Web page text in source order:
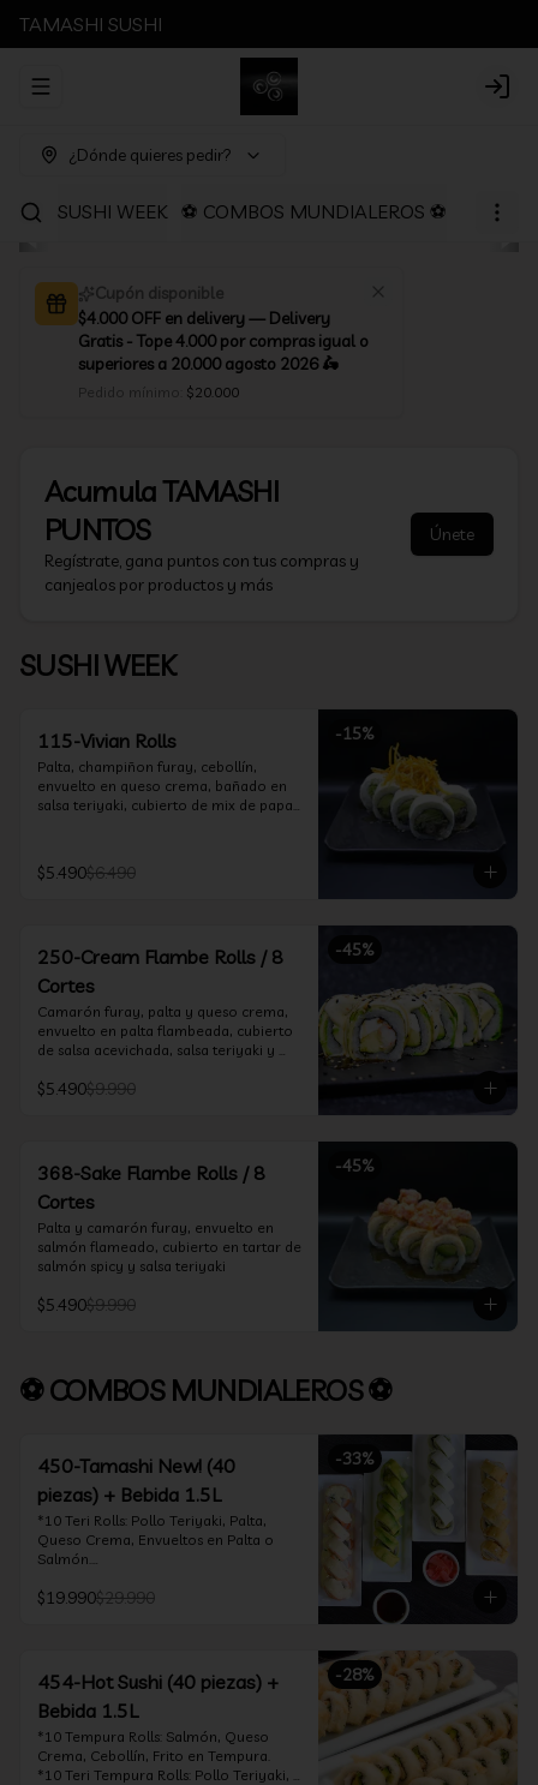
TAMASHI SUSHI
Abrir menu de navegación Login
¿Dónde quieres pedir?
SUSHI WEEK ⚽ COMBOS MUNDIALEROS ⚽
Cupón disponible
$4.000 OFF en delivery — Delivery
Gratis - Tope 4.000 por compras igual o
superiores a 20.000 agosto 2026 🛵
Pedido mínimo $20.000
AcumulaTAMASHI
PUNTOS
Regístrate, gana puntos con tus compras y
canjealos por productos y más
Únete
SUSHI WEEK
-15%
115-Vivian Rolls
Palta, champiñon furay, cebollín,
envuelto en queso crema, bañado en
salsa teriyaki, cubierto de mix de papas
$5.490$6.490
-45%
250-Cream Flambe Rolls / 8
Cortes
Camarón furay, palta y queso crema,
envuelto en palta flambeada, cubierto
de salsa acevichada, salsa teriyaki y
$5.490$9.990
-45%
368-Sake Flambe Rolls / 8
Cortes
Palta y camarón furay, envuelto en
salmón flameado, cubierto en tartar de
salmón spicy y salsa teriyaki
$5.490$9.990
⚽ COMBOS MUNDIALEROS ⚽
-33%
450-Tamashi New! (40
piezas) + Bebida 1.5L
*10 Teri Rolls: Pollo Teriyaki, Palta,
Queso Crema, Envueltos en Palta o
Salmón.
Palta, Cebollín, Envuelto en Queso
salmón y bañado en salsa acevichada
*10 Tempura Rolls: Salmón, Queso
Crema, Cebollín, Frito en Tempura.
*Incluye 2 palitos, 2 soya 30ml, 1 salsa
teriyaki 30ml
$19.990$29.990
-28%
454-Hot Sushi (40 piezas) +
Bebida 1.5L
*10 Tempura Rolls: Salmón, Queso
Crema, Cebollín, Frito en Tempura.
*10 Teri Tempura Rolls: Pollo Teriyaki,